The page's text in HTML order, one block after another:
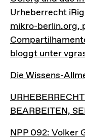
Urheberrecht
mikro-berlin.org,
bloggt unter
Die Wissens-
Die Wissens-
BEARBEITEN,
NPP 092: Volker
NPP 092: Volker